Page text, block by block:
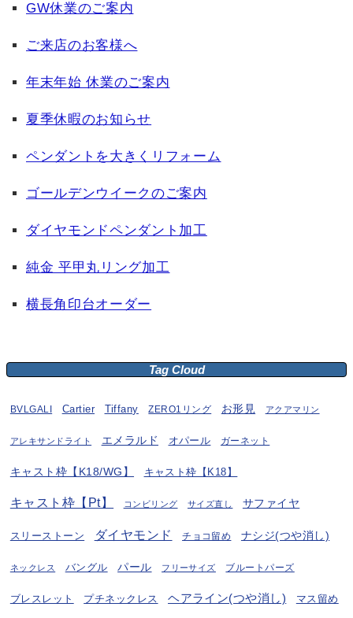
GW休業のご案内
ご来店のお客様へ
年末年始 休業のご案内
夏季休暇のお知らせ
ペンダントを大きくリフォーム
ゴールデンウイークのご案内
ダイヤモンドペンダント加工
純金 平甲丸リング加工
横長角印台オーダー
Tag Cloud
BVLGALI Cartier Tiffany ZERO1リング お形見 アクアマリン
アレキサンドライト エメラルド オパール ガーネット
キャスト枠【K18/WG】 キャスト枠【K18】
キャスト枠【Pt】 コンビリング サイズ直し サファイヤ
スリーストーン ダイヤモンド チョコ留め ナシジ(つや消し)
ネックレス バングル パール フリーサイズ ブルートパーズ
ブレスレット プチネックレス ヘアライン(つや消し) マス留め